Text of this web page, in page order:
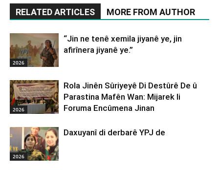
RELATED ARTICLES MORE FROM AUTHOR
2026
“Jin ne tenê xemila jiyanê ye, jin
afirînera jiyanê ye.”
2026
Rola Jinên Sûriyeyê Di Destûrê De û
Parastina Mafên Wan: Mijarek li
Foruma Encûmena Jinan
2026
Daxuyanî di derbarê YPJ de